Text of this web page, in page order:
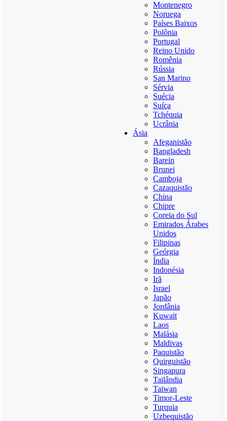
Montenegro
Noruega
Países Baixos
Polônia
Portugal
Reino Unido
Romênia
Rússia
San Marino
Sérvia
Suécia
Suíça
Tchéquia
Ucrânia
Ásia
Afeganistão
Bangladesh
Barein
Brunei
Camboja
Cazaquistão
China
Chipre
Coreia do Sul
Emirados Árabes
Unidos
Filipinas
Geórgia
Índia
Indonésia
Irã
Israel
Japão
Jordânia
Kuwait
Laos
Malásia
Maldivas
Paquistão
Quirguistão
Singapura
Tailândia
Taiwan
Timor-Leste
Turquia
Uzbequistão